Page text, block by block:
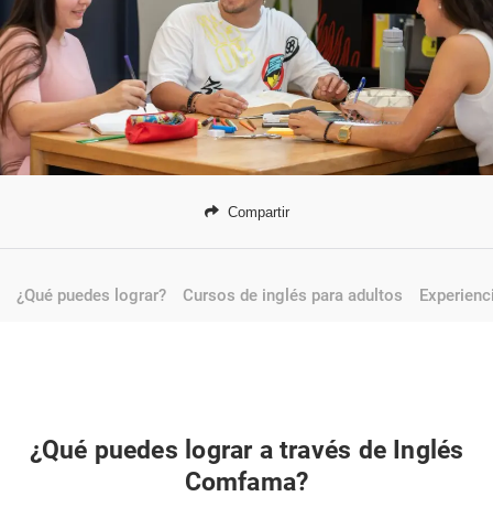
Compartir
¿Qué puedes lograr? Cursos de inglés para adultos
¿Qué puedes lograr a través de Inglés
Comfama?